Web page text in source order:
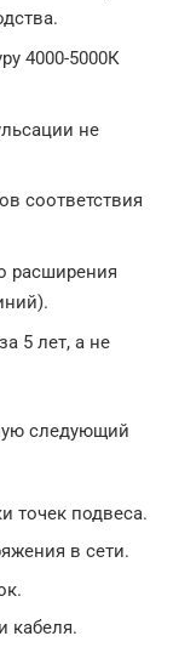
4000-5000К
не
соответствия
расширения
5 лет, а не
следующий
точек подвеса.
в сети.
кабеля.